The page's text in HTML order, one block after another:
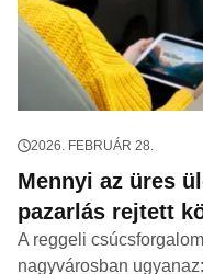
2026. FEBRUÁR 28.
Mennyi az üres
pazarlás rejtett
A reggeli
nagyvárosban